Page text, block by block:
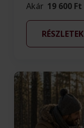
Akár 19 600 Ft
RÉSZLETEK